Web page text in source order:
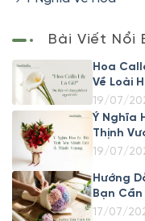
Bài Viết Nổi
Hoa
Về Loài
19/07/
Ý Nghĩa
Thịnh
19/07/
Hướng
Bạn Cần
17/07/